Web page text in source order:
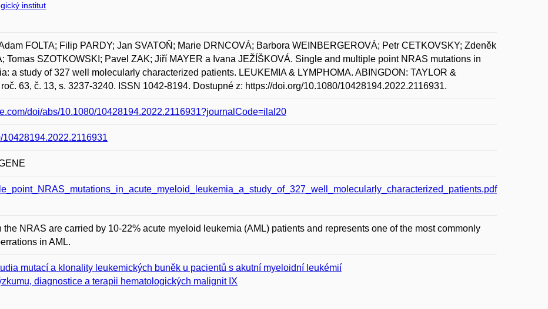
institut
FOLTA; Filip PARDY; Jan SVATOŇ; Marie DRNCOVÁ; Barbora WEINBERGEROVÁ; Petr CETKOVSKY; Zdeněk
Tomas SZOTKOWSKI; Pavel ZAK; Jiří MAYER a Ivana JEŽÍŠKOVÁ. Single and multiple point NRAS mutations in
a study of 327 well molecularly characterized patients. LEUKEMIA & LYMPHOMA. ABINGDON: TAYLOR &
63, č. 13, s. 3237-3240. ISSN 1042-8194. Dostupné z: https://doi.org/10.1080/10428194.2022.2116931.
doi/abs/10.1080/10428194.2022.2116931?journalCode=ilal20
10428194.2022.2116931
the NRAS are carried by 10-22% acute myeloid leukemia (AML) patients and represents one of the most commonly
in AML.
mutací a klonality leukemických buněk u pacientů s akutní myeloidní leukémií
diagnostice a terapii hematologických malignit IX